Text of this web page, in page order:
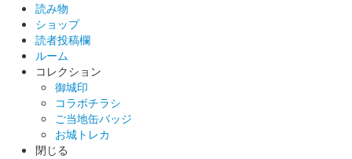
熊本城 御城印
販売終了
天守内部公開を記念して販売された特別版。限定版のため家紋の
色は紫色で背景に熊本城の絵柄が入っている。限定3000枚。
熊本城 御城印
読み物
ショップ
読者投稿欄
ルーム
コレクション
御城印
コラボチラシ
ご当地缶バッジ
お城トレカ
閉じる